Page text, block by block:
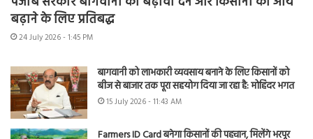
बढ़ाने के लिए प्रतिबद्ध
24 July 2026 - 1:45 PM
बागवानी को लाभकारी व्यवसाय बनाने के लिए किसानों को
बीज से बाजार तक पूरा सहयोग दिया जा रहा है: मोहिंदर भगत
15 July 2026 - 11:43 AM
Farmers ID Card बनेगा किसानों की पहचान, मिलेंगे भरपूर